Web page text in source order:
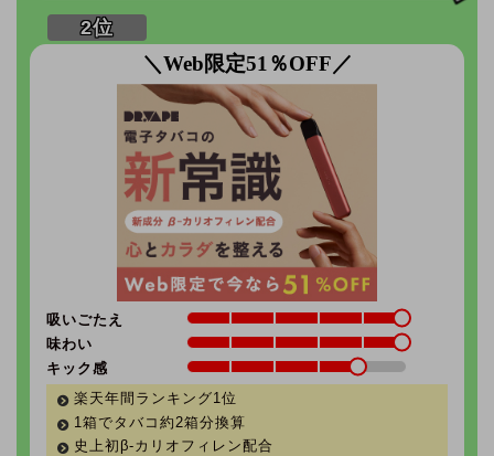
＼Web限定51％OFF／
吸いごたえ
味わい
キック感
楽天年間ランキング1位
1箱でタバコ約2箱分換算
史上初β-カリオフィレン配合